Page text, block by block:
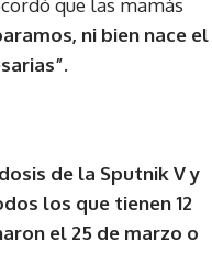
que las mamás
ni bien nace el
de la Sputnik V y
los que tienen 12
el 25 de marzo o